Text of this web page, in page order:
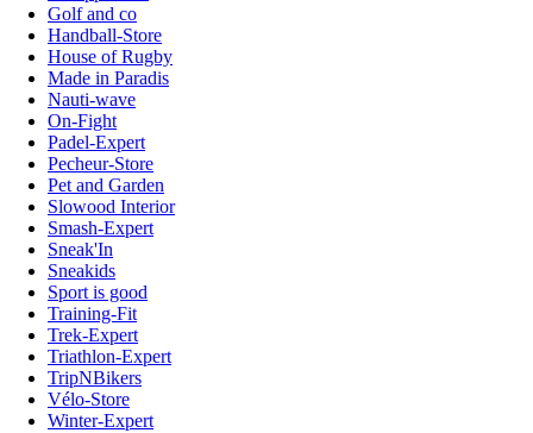
Golf and co
Handball-Store
House of Rugby
Made in Paradis
Nauti-wave
On-Fight
Padel-Expert
Pecheur-Store
Pet and Garden
Slowood Interior
Smash-Expert
Sneak'In
Sneakids
Sport is good
Training-Fit
Trek-Expert
Triathlon-Expert
TripNBikers
Vélo-Store
Winter-Expert